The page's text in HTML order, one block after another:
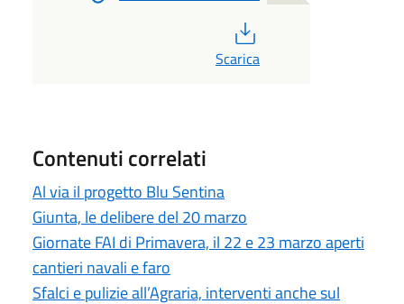
Scarica
Contenuti correlati
Al via il progetto Blu Sentina
Giunta, le delibere del 20 marzo
Giornate FAI di Primavera, il 22 e 23 marzo aperti
cantieri navali e faro
Sfalci e pulizie all’Agraria, interventi anche sul